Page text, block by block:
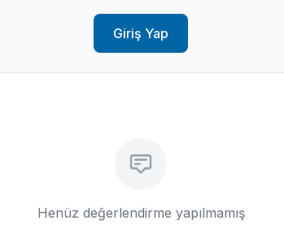
Giriş Yap
Henüz değerlendirme yapılmamış